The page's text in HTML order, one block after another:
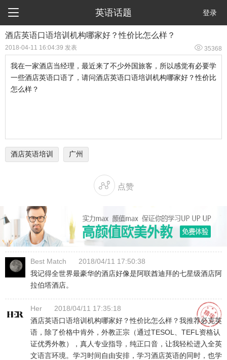
 英语话题 登录
酒店英语口语培训机构哪家好？性价比怎么样？
2018-04-11 16:04:39 发表  35368
我在一家酒店当经理，最近来了不少外国旅客，所以感觉有必要学
一些酒店英语口语了，请问酒店英语口语培训机构哪家好？性价比
怎么样？
酒店英语培训 广州
 点赞
Best Match
2018/04/11 17:50:38
我记得全世界最豪华的酒店好像是阿联酋迪拜的七星级酒店阿
拉伯塔酒店。
Her
2018/04/11 17:35:18
酒店英语口语培训机构哪家好？性价比怎么样？我推荐必克英
语，除了价格中肯外，外教正宗（通过TESOL、TEFL资格认
证优秀外教），真人专业指导，纯正口音，让我轻松进入全英
文语言环境。学习时间自由安排，学习酒店英语的同时，也学